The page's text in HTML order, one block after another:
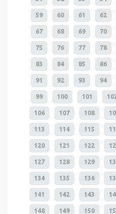
59 60 61 62
67 68 69 70
75 76 77 78
83 84 85 86
91 92 93 94
99 100 101
106 107 108
113 114 115
120 121 122
127 128 129
134 135 136
141 142 143
148 149 150